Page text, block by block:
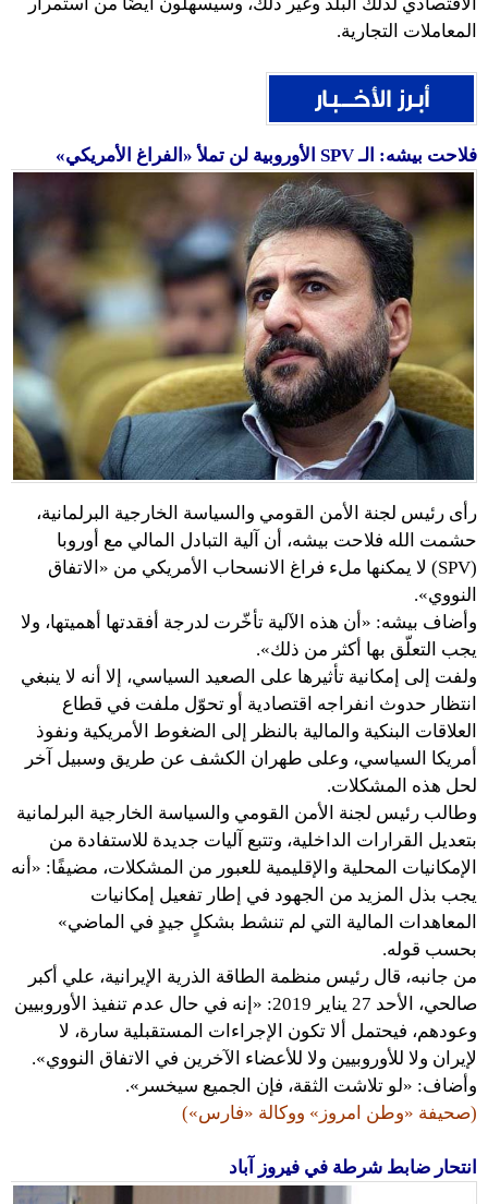
المعاملات التجارية.
فلاحت بيشه: الـ SPV الأوروبية لن تملأ «الفراغ الأمريكي»
رأى رئيس لجنة الأمن القومي والسياسة الخارجية البرلمانية،
حشمت الله فلاحت بيشه، أن آلية التبادل المالي مع أوروبا
(SPV) لا يمكنها ملء فراغ الانسحاب الأمريكي من «الاتفاق
النووي».
وأضاف بيشه: «أن هذه الآلية تأخّرت لدرجة أفقدتها أهميتها، ولا
يجب التعلّق بها أكثر من ذلك».
ولفت إلى إمكانية تأثيرها على الصعيد السياسي، إلا أنه لا ينبغي
انتظار حدوث انفراجه اقتصادية أو تحوّل ملفت في قطاع
العلاقات البنكية والمالية بالنظر إلى الضغوط الأمريكية ونفوذ
أمريكا السياسي، وعلى طهران الكشف عن طريق وسبيل آخر
لحل هذه المشكلات.
وطالب رئيس لجنة الأمن القومي والسياسة الخارجية البرلمانية
بتعديل القرارات الداخلية، وتتبع آليات جديدة للاستفادة من
الإمكانيات المحلية والإقليمية للعبور من المشكلات، مضيفًا: «أنه
يجب بذل المزيد من الجهود في إطار تفعيل إمكانيات
المعاهدات المالية التي لم تنشط بشكلٍ جيدٍ في الماضي»
بحسب قوله.
من جانبه، قال رئيس منظمة الطاقة الذرية الإيرانية، علي أكبر
صالحي، الأحد 27 يناير 2019: «إنه في حال عدم تنفيذ الأوروبيين
وعودهم، فيحتمل ألا تكون الإجراءات المستقبلية سارة، لا
لإيران ولا للأوروبيين ولا للأعضاء الآخرين في الاتفاق النووي».
وأضاف: «لو تلاشت الثقة، فإن الجميع سيخسر».
(صحيفة «وطن امروز» ووكالة «فارس»)
انتحار ضابط شرطة في فيروز آباد